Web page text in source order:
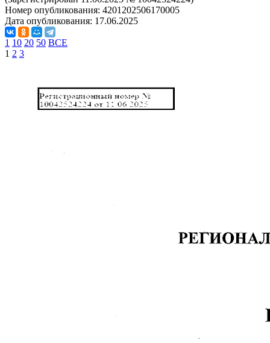
Номер опубликования: 4201202506170005
Дата опубликования: 17.06.2025
1 10 20 50 ВСЕ
1 2 3